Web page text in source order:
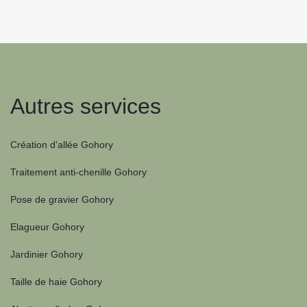
Autres services
Création d'allée Gohory
Traitement anti-chenille Gohory
Pose de gravier Gohory
Elagueur Gohory
Jardinier Gohory
Taille de haie Gohory